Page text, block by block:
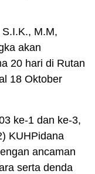
M.M,
akan
20 hari di Rutan
18 Oktober
ke-1 dan ke-3,
KUHPidana
ancaman
serta denda